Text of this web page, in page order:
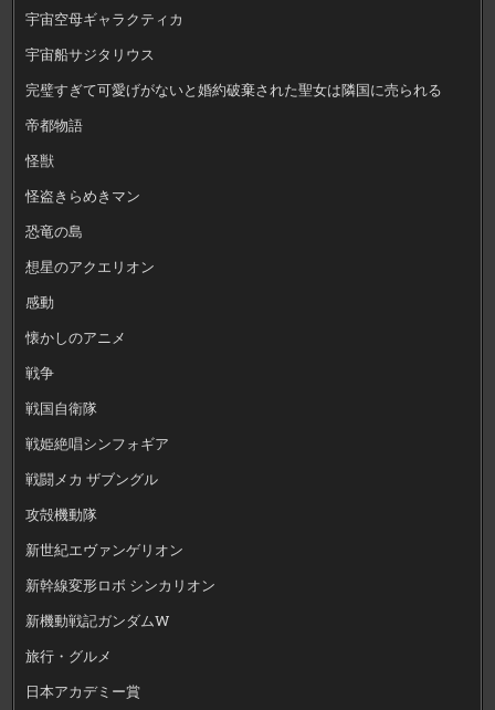
宇宙空母ギャラクティカ
宇宙船サジタリウス
完璧すぎて可愛げがないと婚約破棄された聖女は隣国に売られる
帝都物語
怪獣
怪盗きらめきマン
恐竜の島
想星のアクエリオン
感動
懐かしのアニメ
戦争
戦国自衛隊
戦姫絶唱シンフォギア
戦闘メカ ザブングル
攻殻機動隊
新世紀エヴァンゲリオン
新幹線変形ロボ シンカリオン
新機動戦記ガンダムW
旅行・グルメ
日本アカデミー賞